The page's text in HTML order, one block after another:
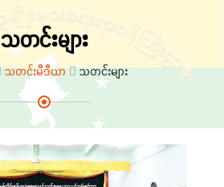
သတင်းများ
သတင်းမီဒီယာ သတင်းများ